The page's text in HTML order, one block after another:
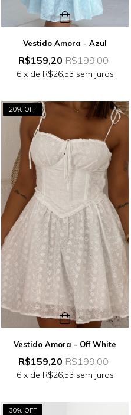
Vestido Amora - Azul
R$159,20 R$199,00
6 x de R$26,53 sem juros
20% OFF
Vestido Amora - Off White
R$159,20 R$199,00
6 x de R$26,53 sem juros
30% OFF